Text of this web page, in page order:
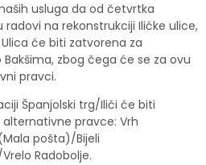
usluga da od četvrtka
radovi na rekonstrukciji Ilićke ulice,
će biti zatvorena za
zbog čega će se za ovu
pravci.
Španjolski trg/Ilići će biti
pravce: Vrh
pošta)/Bijeli
Radobolje.